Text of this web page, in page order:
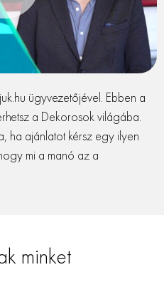
ügyvezetőjével. Ebben a
a Dekorosok világába.
ha ajánlatot kérsz egy ilyen
mi a manó az a
minket